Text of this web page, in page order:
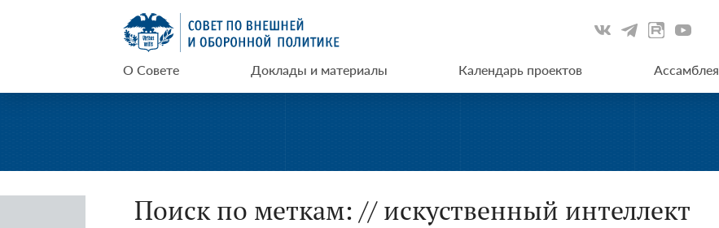
СВОП
О Совете Доклады и материалы Календарь проектов Ассамблея
Поиск по меткам: // искуственный интеллект